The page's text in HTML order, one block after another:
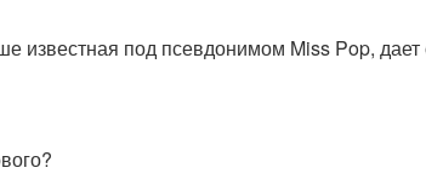
известная под псевдонимом Miss Pop, дает